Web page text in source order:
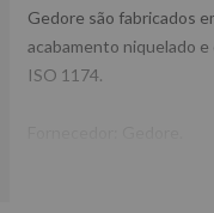
Gedore são fabricados
acabamento niquelado
ISO 1174.